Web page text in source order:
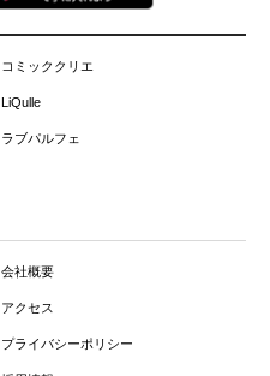
コミッククリエ
LiQulle
ラブパルフェ
会社概要
アクセス
プライバシーポリシー